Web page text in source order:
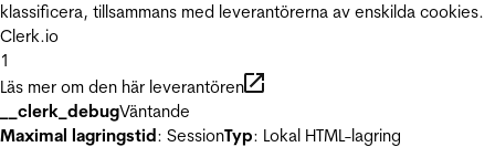
klassificera, tillsammans med leverantörerna av enskilda cookies.
Clerk.io
1
Läs mer om den här leverantören
__clerk_debugVäntande
Maximal lagringstid: SessionTyp: Lokal HTML-lagring